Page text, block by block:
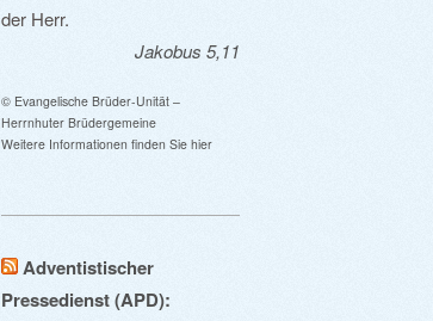
der Herr.
Jakobus 5,11
© Evangelische Brüder-Unität –
Herrnhuter Brüdergemeine
Weitere Informationen finden Sie hier
Adventistischer
Pressedienst (APD):